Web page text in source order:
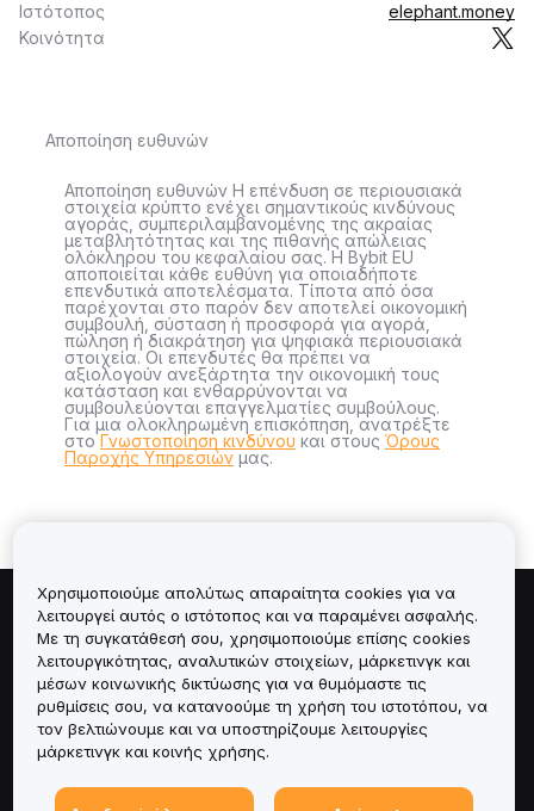
Ιστότοπος
elephant.money
Κοινότητα
Αποποίηση ευθυνών
Αποποίηση ευθυνών Η επένδυση σε περιουσιακά
στοιχεία κρύπτο ενέχει σημαντικούς κινδύνους
αγοράς, συμπεριλαμβανομένης της ακραίας
μεταβλητότητας και της πιθανής απώλειας
ολόκληρου του κεφαλαίου σας. Η Bybit EU
αποποιείται κάθε ευθύνη για οποιαδήποτε
επενδυτικά αποτελέσματα. Τίποτα από όσα
παρέχονται στο παρόν δεν αποτελεί οικονομική
συμβουλή, σύσταση ή προσφορά για αγορά,
πώληση ή διακράτηση για ψηφιακά περιουσιακά
στοιχεία. Οι επενδυτές θα πρέπει να
αξιολογούν ανεξάρτητα την οικονομική τους
κατάσταση και ενθαρρύνονται να
συμβουλεύονται επαγγελματίες συμβούλους.
Για μια ολοκληρωμένη επισκόπηση, ανατρέξτε
στοΓνωστοποίηση κινδύνου και στους Όρους
Παροχής Υπηρεσιών μας.
Πληροφορίες για
Υπηρεσίες
Υποστήριξη
Προϊόντα
Χρησιμοποιούμε απολύτως απαραίτητα cookies για να
λειτουργεί αυτός ο ιστότοπος και να παραμένει ασφαλής.
Με τη συγκατάθεσή σου, χρησιμοποιούμε επίσης cookies
λειτουργικότητας, αναλυτικών στοιχείων, μάρκετινγκ και
μέσων κοινωνικής δικτύωσης για να θυμόμαστε τις
ρυθμίσεις σου, να κατανοούμε τη χρήση του ιστοτόπου, να
τον βελτιώνουμε και να υποστηρίζουμε λειτουργίες
μάρκετινγκ και κοινής χρήσης.